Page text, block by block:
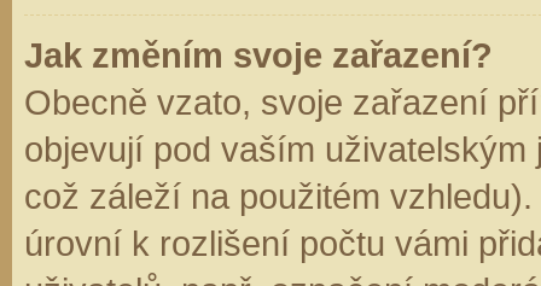
Jak změním svoje zařazení?
Obecně vzato, svoje zařazení
objevují pod vaším
což záleží na použitém
úrovní k rozlišení počtu vámi